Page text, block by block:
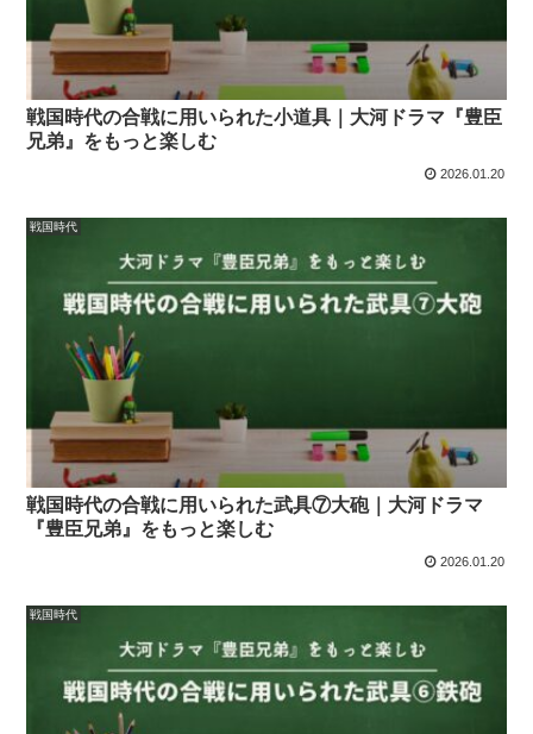
戦国時代の合戦に用いられた小道具｜大河ドラマ『豊臣
兄弟』をもっと楽しむ
2026.01.20
戦国時代
戦国時代の合戦に用いられた武具⑦大砲｜大河ドラマ
『豊臣兄弟』をもっと楽しむ
2026.01.20
戦国時代